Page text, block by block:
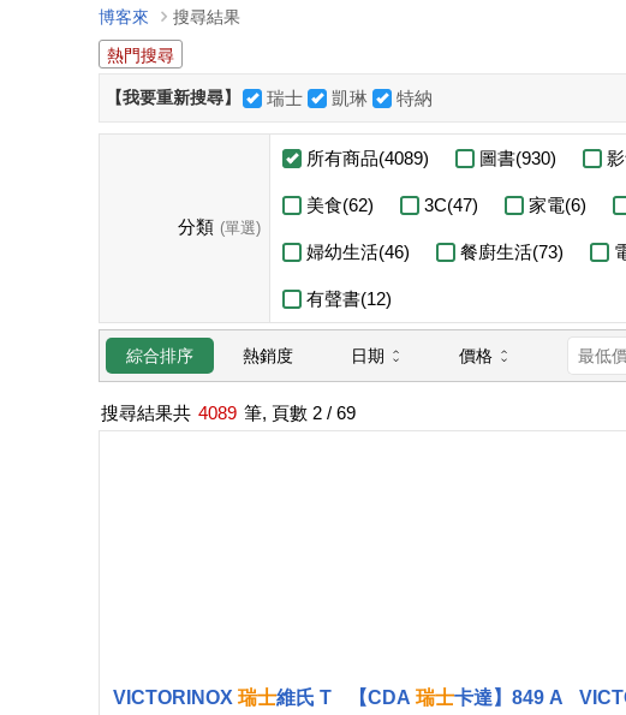
博客來
搜尋結果
熱門搜尋
【我要重新搜尋】 瑞士 凱琳 特納
分類 (單選)
所有商品(4089) 圖書(930)
美食(62) 3C(47) 家電(6)
婦幼生活(46) 餐廚生活(73)
有聲書(12)
綜合排序 熱銷度 日期 價格
搜尋結果共 4089 筆, 頁數 2 / 69
VICTORINOX 瑞士維氏 T
【CDA瑞士卡達】849 A